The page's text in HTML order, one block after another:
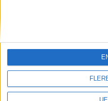
TIPS OSS
tips@vartoslo.no